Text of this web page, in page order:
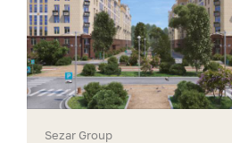
Sezar Group